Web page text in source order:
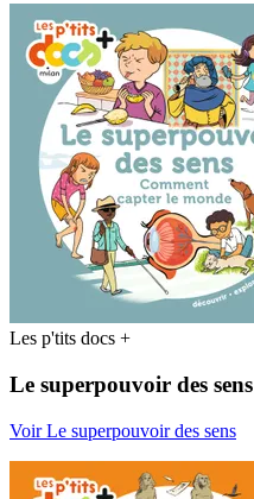
Les p'tits docs +
Le superpouvoir des sens
Voir Le superpouvoir des sens